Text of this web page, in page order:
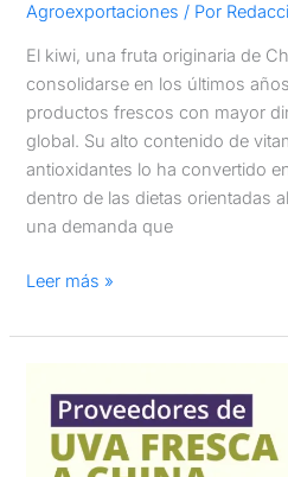
Agroexportaciones / Por
El kiwi, una fruta originaria de
consolidarse en los últimos
productos frescos con mayor
global. Su alto contenido de
antioxidantes lo ha convertido
dentro de las dietas orientadas
una demanda que
Leer más »
uva